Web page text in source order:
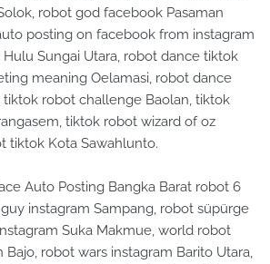
robot god facebook Pasaman
posting on facebook from instagram
Sungai Utara, robot dance tiktok
meaning Oelamasi, robot dance
tiktok robot challenge Baolan, tiktok
tiktok robot wizard of oz
tiktok Kota Sawahlunto.
Auto Posting Bangka Barat robot 6
instagram Sampang, robot süpürge
Suka Makmue, world robot
robot wars instagram Barito Utara,